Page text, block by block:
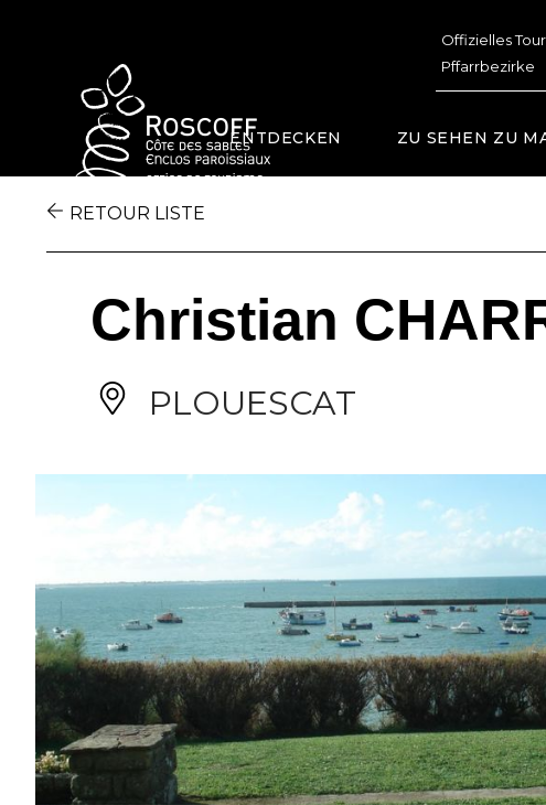
Offizielles
Pffarrbezirke
ENTDECKEN ZU SEHEN ZU
RETOUR LISTE
Christian
PLOUESCAT